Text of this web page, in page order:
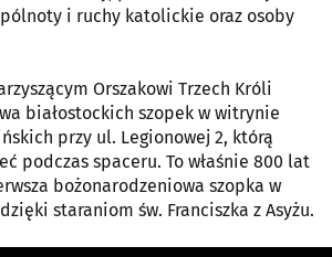
i ruchy katolickie oraz osoby
Orszakowi Trzech Króli
białostockich szopek w witrynie
przy ul. Legionowej 2, którą
podczas spaceru. To właśnie 800 lat
bożonarodzeniowa szopka w
staraniom św. Franciszka z Asyżu.